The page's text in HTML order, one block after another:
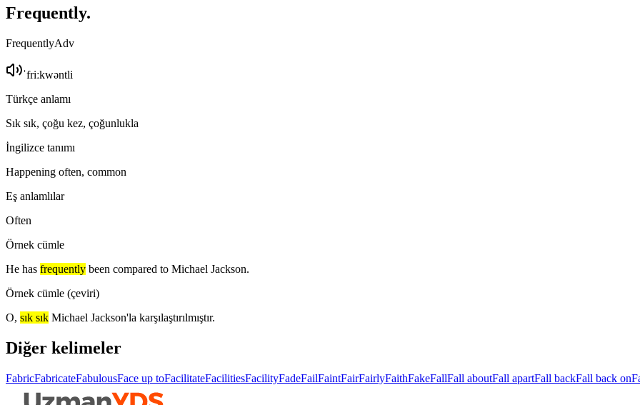
Frequently.
FrequentlyAdv
ˈfriːkwəntli
Türkçe anlamı
Sık sık, çoğu kez, çoğunlukla
İngilizce tanımı
Happening often, common
Eş anlamlılar
Often
Örnek cümle
He has frequently been compared to Michael Jackson.
Örnek cümle (çeviri)
O, sık sık Michael Jackson'la karşılaştırılmıştır.
Diğer kelimeler
FabricFabricateFabulousFace up toFacilitateFacilitiesFacilityFadeFailFaintFairFairlyFaithFakeFallFall aboutFall apartFall backFall back on